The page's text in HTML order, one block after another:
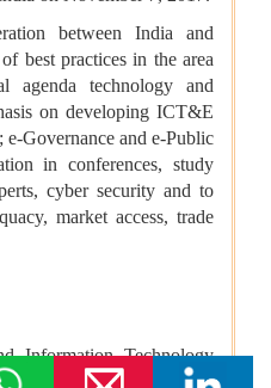
केंद्र के रूप में
की प्रगति
प्राप्त साक्ष्य-आधारित स्वास्थ्य सेवा
मंत्री श्री प्रतापराव जाधव
का कार्यान्वयन
का गठन